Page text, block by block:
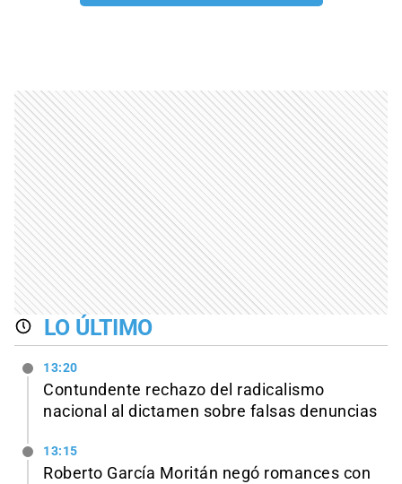
LO ÚLTIMO
13:20
Contundente rechazo del radicalismo
nacional al dictamen sobre falsas denuncias
13:15
Roberto García Moritán negó romances con